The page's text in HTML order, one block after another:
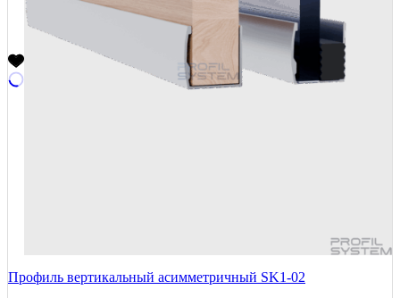
Профиль вертикальный асимметричный SK1-02